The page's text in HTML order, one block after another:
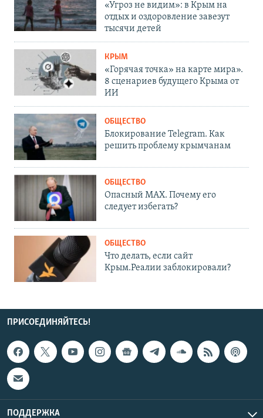
«Угроз не видим»: в Крым на
отдых и оздоровление завезут
тысячи детей
КРЫМ
«Горячая точка» на карте мира».
8 сценариев будущего Крыма от
ИИ
ОБЩЕСТВО
Блокирование Telegram. Как
решить проблему крымчанам
ОБЩЕСТВО
Опасный MAX. Почему его
следует избегать?
ОБЩЕСТВО
Что делать, если сайт
Крым.Реалии заблокировали?
ПРИСОЕДИНЯЙТЕСЬ!
ПОДДЕРЖКА